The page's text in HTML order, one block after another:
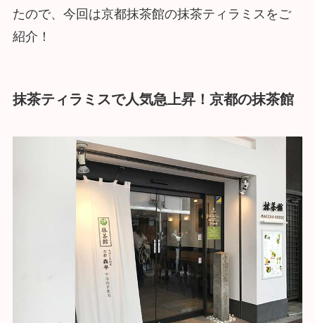
たので、今回は京都抹茶館の抹茶ティラミスをご
紹介！
抹茶ティラミスで人気急上昇！京都の抹茶館